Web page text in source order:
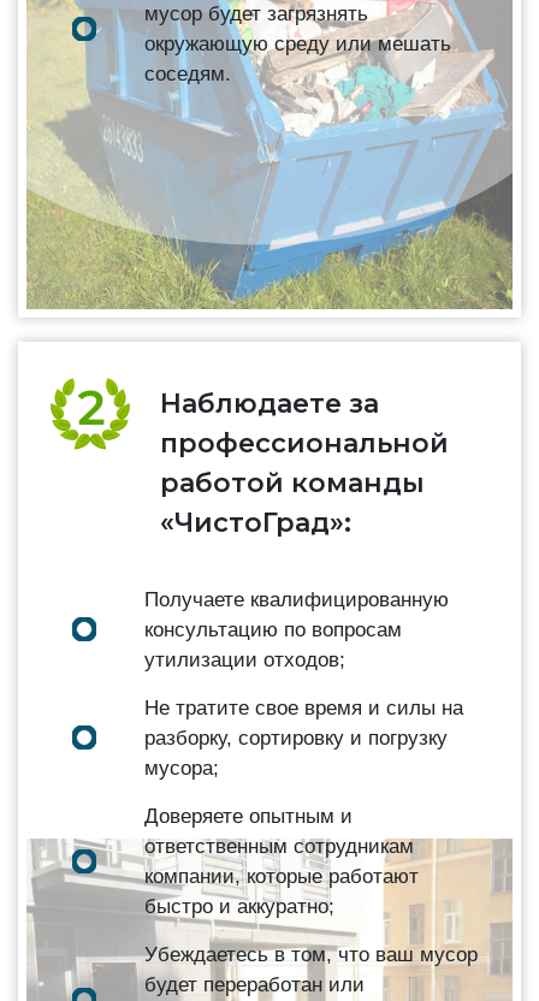
мусор будет загрязнять
окружающую среду или мешать
соседям.
Наблюдаете за
профессиональной
работой команды
«ЧистоГрад»:
Получаете квалифицированную
консультацию по вопросам
утилизации отходов;
Не тратите свое время и силы на
разборку, сортировку и погрузку
мусора;
Доверяете опытным и
ответственным сотрудникам
компании, которые работают
быстро и аккуратно;
Убеждаетесь в том, что ваш мусор
будет переработан или